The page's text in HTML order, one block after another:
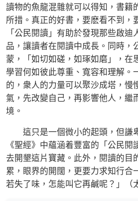
讀物的魚龍混雜就可以得知，書籍
所措。真正的好書，要麽看不到，
「公民閱讀」有助於發現那些啟
品，讓讀者在閱讀中成長。同時，
蒙，「如切如磋，如琢如磨」，在
學習何如彼此尊重、寬容和理解。
的，衆人的力量可以聚沙成塔，慢
氣，先改變自己，再影響他人，繼
境。
這只是一個微小的起頭，但謙
《聖經》中蘊涵着豐富的「公民閱
去開墾這片寶藏。此外，閱讀的目
累，眼界的開闊，更要力求知行合
若失了味，怎能叫它再鹹呢？」（